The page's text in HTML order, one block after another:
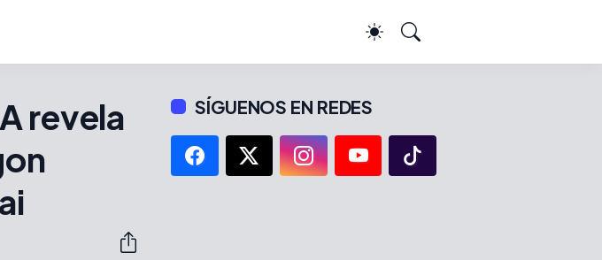
revela
SÍGUENOS EN REDES